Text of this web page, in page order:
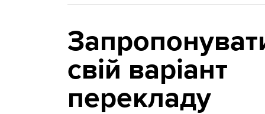
свій варіант
перекладу